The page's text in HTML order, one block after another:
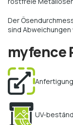
Der
sind Abweichungen
myfence
UV-